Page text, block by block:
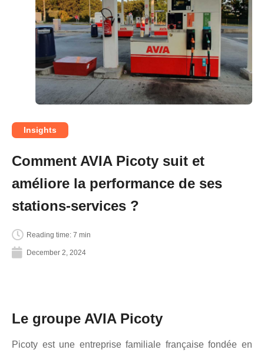
Insights
Comment AVIA Picoty suit et
améliore la performance de ses
stations-services ?
Reading time: 7 min
December 2, 2024
Le groupe AVIA Picoty
Picoty est une entreprise familiale française fondée en